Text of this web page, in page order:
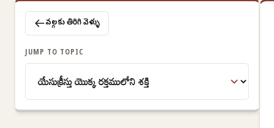
వర్గాలకు తిరిగి వెళ్ళు
JUMP TO TOPIC